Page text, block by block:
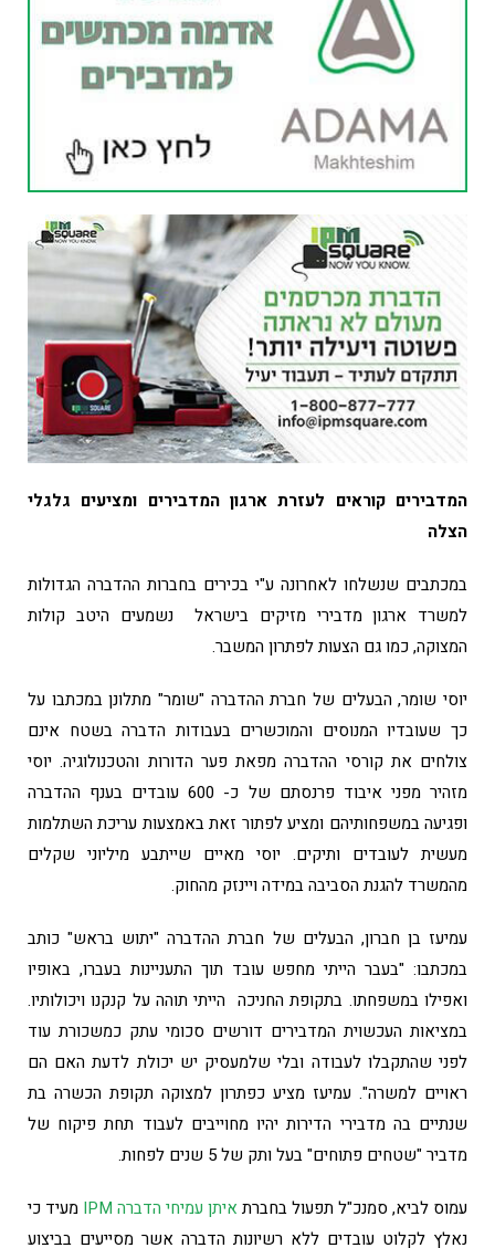
המדבירים קוראים לעזרת ארגון המדבירים ומציעים גלגלי
הצלה
במכתבים שנשלחו לאחרונה ע"י בכירים בחברות ההדברה הגדולות
למשרד ארגון מדבירי מזיקים בישראל נשמעים היטב קולות
המצוקה, כמו גם הצעות לפתרון המשבר.
יוסי שומר, הבעלים של חברת ההדברה "שומר" מתלונן במכתבו על
כך שעובדיו המנוסים והמוכשרים בעבודות הדברה בשטח אינם
צולחים את קורסי ההדברה מפאת פער הדורות והטכנולוגיה. יוסי
מזהיר מפני איבוד פרנסתם של כ- 600 עובדים בענף ההדברה
ופגיעה במשפחותיהם ומציע לפתור זאת באמצעות עריכת השתלמות
מעשית לעובדים ותיקים. יוסי מאיים שייתבע מיליוני שקלים
מהמשרד להגנת הסביבה במידה ויינזק מהחוק.
עמיעז בן חברון, הבעלים של חברת ההדברה "יתוש בראש" כותב
במכתבו: "בעבר הייתי מחפש עובד תוך התעניינות בעברו, באופיו
ואפילו במשפחתו. בתקופת החניכה הייתי תוהה על קנקנו ויכולותיו.
במציאות העכשוית המדבירים דורשים סכומי עתק כמשכורת עוד
לפני שהתקבלו לעבודה ובלי שלמעסיק יש יכולת לדעת האם הם
ראויים למשרה". עמיעז מציע כפתרון למצוקה תקופת הכשרה בת
שנתיים בה מדבירי הדירות יהיו מחוייבים לעבוד תחת פיקוח של
מדביר "שטחים פתוחים" בעל ותק של 5 שנים לפחות.
עמוס לביא, סמנכ"ל תפעול בחברת איתן עמיחי הדברה IPM
מעיד כי
נאלץ לקלוט עובדים ללא רשיונות הדברה אשר מסייעים בביצוע